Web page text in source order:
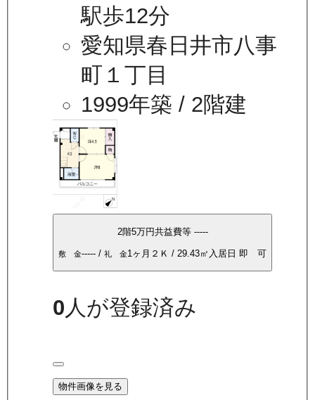
駅歩12分
愛知県春日井市八事
町１丁目
1999年築 / 2階建
2階5万円共益費等 -----
敷 金----- /礼 金1ヶ月 ２Ｋ /29.43㎡ 入居日 即 可
0人が登録済み
物件画像を見る